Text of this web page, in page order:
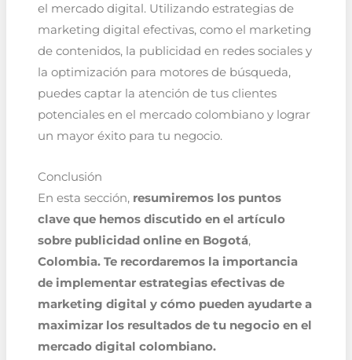
el mercado digital. Utilizando estrategias de
marketing digital efectivas, como el marketing
de contenidos, la publicidad en redes sociales y
la optimización para motores de búsqueda,
puedes captar la atención de tus clientes
potenciales en el mercado colombiano y lograr
un mayor éxito para tu negocio.
Conclusión
En esta sección, resumiremos los puntos
clave que hemos discutido en el artículo
sobre publicidad online en Bogotá,
Colombia. Te recordaremos la importancia
de implementar estrategias efectivas de
marketing digital y cómo pueden ayudarte a
maximizar los resultados de tu negocio en el
mercado digital colombiano.